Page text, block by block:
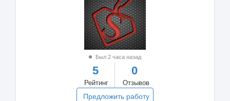
Был 2 часа назад
5
Рейтинг
0
Отзывов
Предложить работу